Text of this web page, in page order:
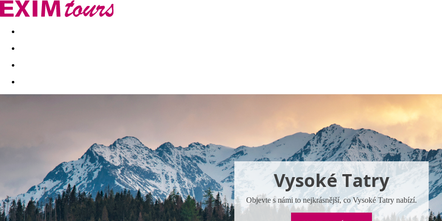
Akční nabídky Last minute
Vysoké Tatry
Objevte s námi to nejkrásnější, co Vysoké Tatry nabízí.